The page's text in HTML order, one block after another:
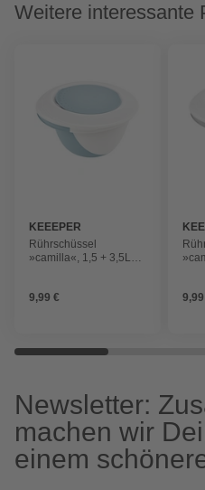
Weitere interessante
KEEEPER
Rührschüssel
»camilla«, 1,5 + 3,5L
9,99 €
Newsletter:
machen wir
einem